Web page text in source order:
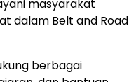
masyarakat
dalam Belt and Road
berbagai